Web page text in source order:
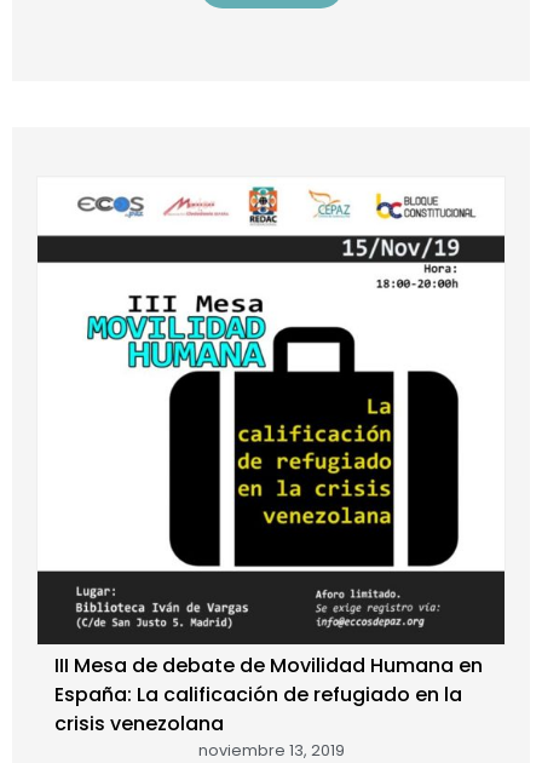
III Mesa de debate de Movilidad Humana en
España: La calificación de refugiado en la
crisis venezolana
noviembre 13, 2019